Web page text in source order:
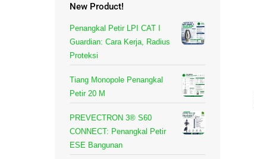
New Product!
Penangkal Petir LPI CAT I
Guardian: Cara Kerja, Radius
Proteksi
Tiang Monopole Penangkal
Petir 20 M
PREVECTRON 3® S60
CONNECT: Penangkal Petir
ESE Bangunan